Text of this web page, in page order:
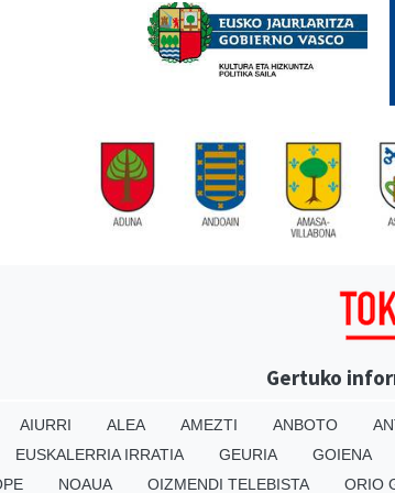
Gertuko
AIURRI ALEA AMEZTI ANBOTO
EUSKALERRIA IRRATIA GEURIA GOIENA
NOAUA OIZMENDI TELEBISTA ORIO